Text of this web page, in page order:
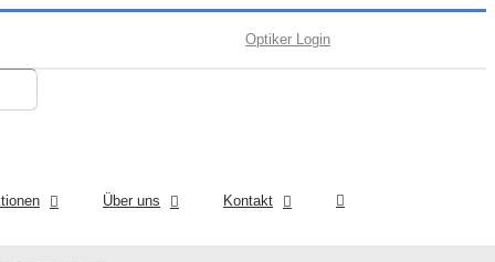
Optiker Login
Über uns Kontakt